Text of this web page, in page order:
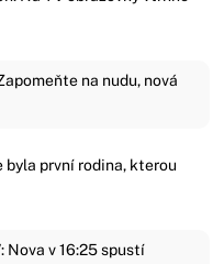
na nudu, nová
byla první rodina, kterou
Nova v 16:25 spustí